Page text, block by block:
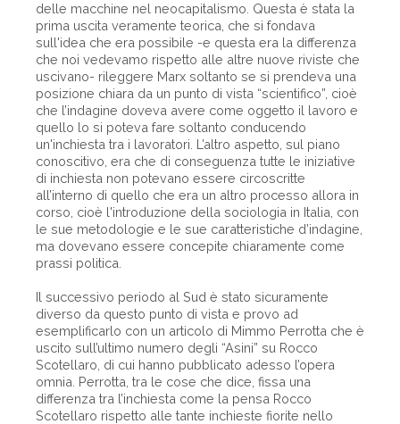
delle macchine nel neocapitalismo. Questa è stata la
prima uscita veramente teorica, che si fondava
sull'idea che era possibile -e questa era la differenza
che noi vedevamo rispetto alle altre nuove riviste che
uscivano- rileggere Marx soltanto se si prendeva una
posizione chiara da un punto di vista “scientifico”, cioè
che l’indagine doveva avere come oggetto il lavoro e
quello lo si poteva fare soltanto conducendo
un'inchiesta tra i lavoratori. L’altro aspetto, sul piano
conoscitivo, era che di conseguenza tutte le iniziative
di inchiesta non potevano essere circoscritte
all’interno di quello che era un altro processo allora in
corso, cioè l'introduzione della sociologia in Italia, con
le sue metodologie e le sue caratteristiche d’indagine,
ma dovevano essere concepite chiaramente come
prassi politica.
Il successivo periodo al Sud è stato sicuramente
diverso da questo punto di vista e provo ad
esemplificarlo con un articolo di Mimmo Perrotta che è
uscito sull’ultimo numero degli “Asini” su Rocco
Scotellaro, di cui hanno pubblicato adesso l’opera
omnia. Perrotta, tra le cose che dice, fissa una
differenza tra l’inchiesta come la pensa Rocco
Scotellaro rispetto alle tante inchieste fiorite nello